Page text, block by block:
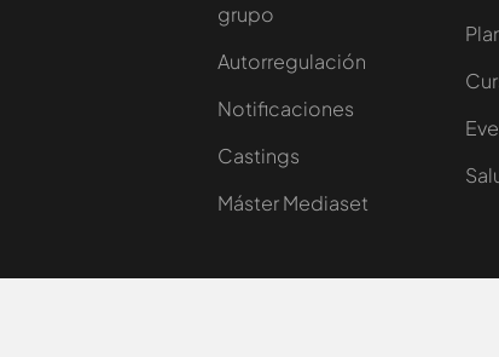
grupo
Autorregulación
Notificaciones
Castings
Máster Mediaset